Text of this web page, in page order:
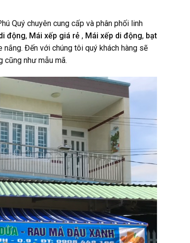
Quý chuyên cung cấp và phân phối linh
động, Mái xếp giá rẻ , Mái xếp di động, bạt
Đến với chúng tôi quý khách hàng sẽ
như mẫu mã.